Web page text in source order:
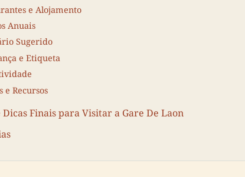
e Alojamento
Anuais
Sugerido
e Etiqueta
e Recursos
Dicas Finais para Visitar a Gare De Laon